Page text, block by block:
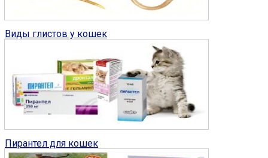
Глисты у кошек 0
Виды глистов у кошек
Глисты у кошек 0
Пирантел для кошек